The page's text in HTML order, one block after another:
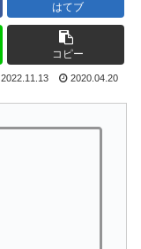
はてブ
コピー
2022.11.13 2020.04.20